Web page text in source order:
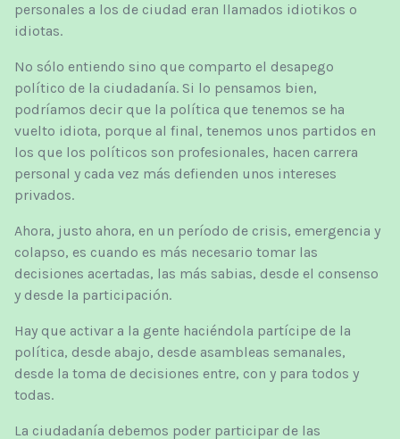
personales a los de ciudad eran llamados idiotikos o
idiotas.
No sólo entiendo sino que comparto el desapego
político de la ciudadanía. Si lo pensamos bien,
podríamos decir que la política que tenemos se ha
vuelto idiota, porque al final, tenemos unos partidos en
los que los políticos son profesionales, hacen carrera
personal y cada vez más defienden unos intereses
privados.
Ahora, justo ahora, en un período de crisis, emergencia y
colapso, es cuando es más necesario tomar las
decisiones acertadas, las más sabias, desde el consenso
y desde la participación.
Hay que activar a la gente haciéndola partícipe de la
política, desde abajo, desde asambleas semanales,
desde la toma de decisiones entre, con y para todos y
todas.
La ciudadanía debemos poder participar de las